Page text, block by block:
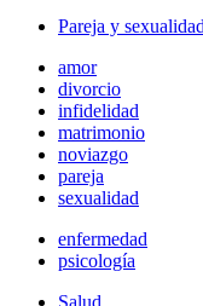
Pareja y sexualidad
amor
divorcio
infidelidad
matrimonio
noviazgo
pareja
sexualidad
enfermedad
psicología
Salud